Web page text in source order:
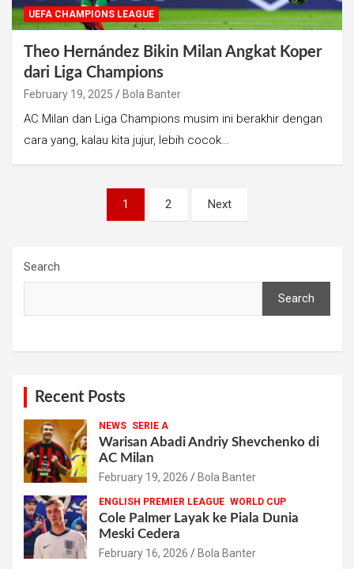
UEFA CHAMPIONS LEAGUE
Theo Hernández Bikin Milan Angkat Koper
dari Liga Champions
February 19, 2025 Bola Banter
AC Milan dan Liga Champions musim ini berakhir dengan
cara yang, kalau kita jujur, lebih cocok…
1 2 Next
Search
Search
Recent Posts
NEWS SERIE A
Warisan Abadi Andriy Shevchenko di
AC Milan
February 19, 2026 Bola Banter
ENGLISH PREMIER LEAGUE WORLD CUP
Cole Palmer Layak ke Piala Dunia
Meski Cedera
February 16, 2026 Bola Banter